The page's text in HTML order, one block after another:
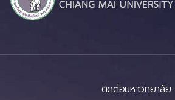
ติดต่อมหาวิทยาลัย